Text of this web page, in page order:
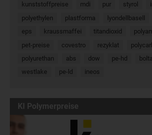
kunststoffpreise
mdi pur styrol
polyethylen
plastforma lyondellbasell
eps
kraussmaffei titandioxid
pet-preise
covestro rezyklat
polyurethan
abs dow pe-hd
westlake
pe-ld ineos
KI Polymerpreise